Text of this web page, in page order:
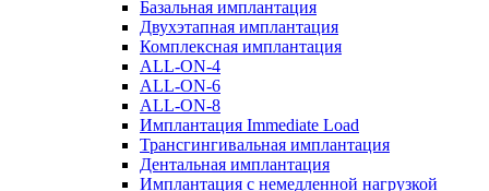
Базальная имплантация
Двухэтапная имплантация
Комплексная имплантация
ALL-ON-4
ALL-ON-6
ALL-ON-8
Имплантация Immediate Load
Трансгингивальная имплантация
Дентальная имплантация
Имплантация с немедленной нагрузкой